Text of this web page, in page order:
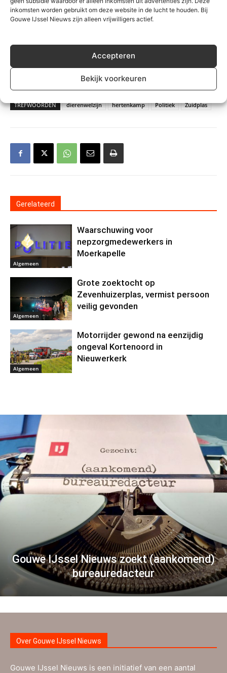
inkomsten worden gebruikt om deze website in de lucht te houden. Bij
Gouwe IJssel Nieuws zijn alleen vrijwilligers actief.
Accepteren
Bekijk voorkeuren
Foto onder: Sylvia van Straalen
TREFWOORDEN dierenwelzijn hertenkamp Politiek Zuidplas
Gerelateerd
Algemeen
Waarschuwing voor
nepzorgmedewerkers in
Moerkapelle
Algemeen
Grote zoektocht op
Zevenhuizerplas, vermist persoon
veilig gevonden
Algemeen
Motorrijder gewond na eenzijdig
ongeval Kortenoord in
Nieuwerkerk
Gouwe IJssel Nieuws zoekt (aankomend)
bureauredacteur
Over Gouwe IJssel Nieuws
Gouwe IJssel Nieuws is een initiatief van een aantal